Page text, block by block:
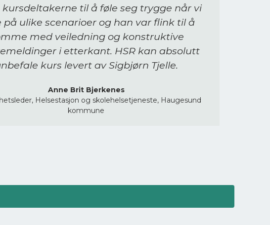
kursdeltakerne til å føle seg trygge når vi
på ulike scenarioer og han var flink til å
med veiledning og konstruktive
i etterkant. HSR kan absolutt
kurs levert av Sigbjørn Tjelle.
Anne Brit Bjerkenes
Helsestasjon og skolehelsetjeneste, Haugesund
kommune